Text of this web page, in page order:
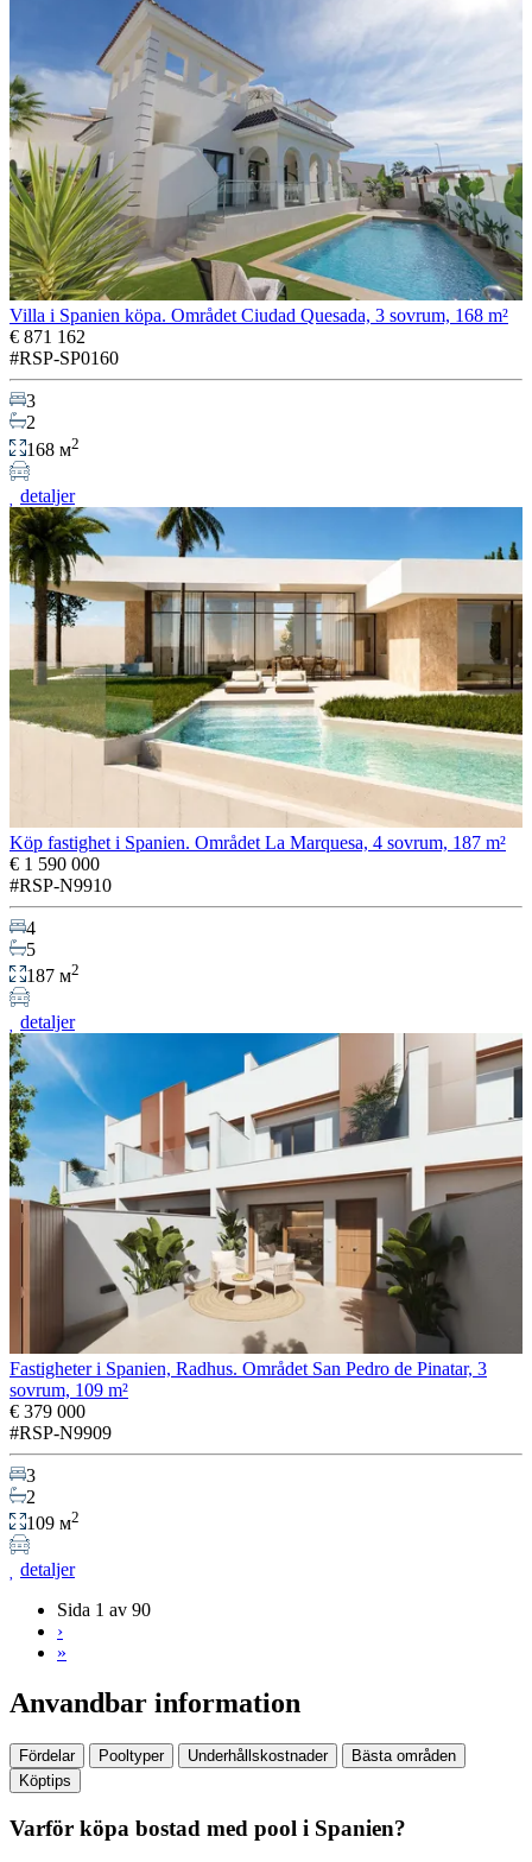
Villa i Spanien köpa. Området Ciudad Quesada, 3 sovrum, 168 m²
€ 871 162
#RSP-SP0160
3
2
168 м2
detaljer
Köp fastighet i Spanien. Området La Marquesa, 4 sovrum, 187 m²
€ 1 590 000
#RSP-N9910
4
5
187 м2
detaljer
Fastigheter i Spanien, Radhus. Området San Pedro de Pinatar, 3
sovrum, 109 m²
€ 379 000
#RSP-N9909
3
2
109 м2
detaljer
Sida 1 av 90
›
»
Anvandbar information
Fördelar Pooltyper Underhållskostnader
Bästa områden
Köptips
Varför köpa bostad med pool i Spanien?